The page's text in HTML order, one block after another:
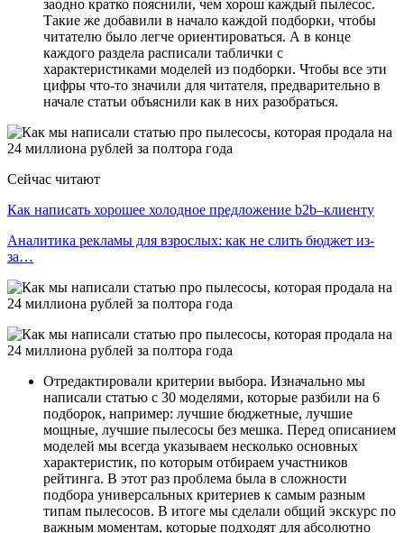
заодно кратко пояснили, чем хорош каждый пылесос.
Такие же добавили в начало каждой подборки, чтобы
читателю было легче ориентироваться. А в конце
каждого раздела расписали таблички с
характеристиками моделей из подборки. Чтобы все эти
цифры что-то значили для читателя, предварительно в
начале статьи объяснили как в них разобраться.
Сейчас читают
Как написать хорошее холодное предложение b2b–клиенту
Аналитика рекламы для взрослых: как не слить бюджет из-
за…
Отредактировали критерии выбора. Изначально мы
написали статью с 30 моделями, которые разбили на 6
подборок, например: лучшие бюджетные, лучшие
мощные, лучшие пылесосы без мешка. Перед описанием
моделей мы всегда указываем несколько основных
характеристик, по которым отбираем участников
рейтинга. В этот раз проблема была в сложности
подбора универсальных критериев к самым разным
типам пылесосов. В итоге мы сделали общий экскурс по
важным моментам, которые подходят для абсолютно